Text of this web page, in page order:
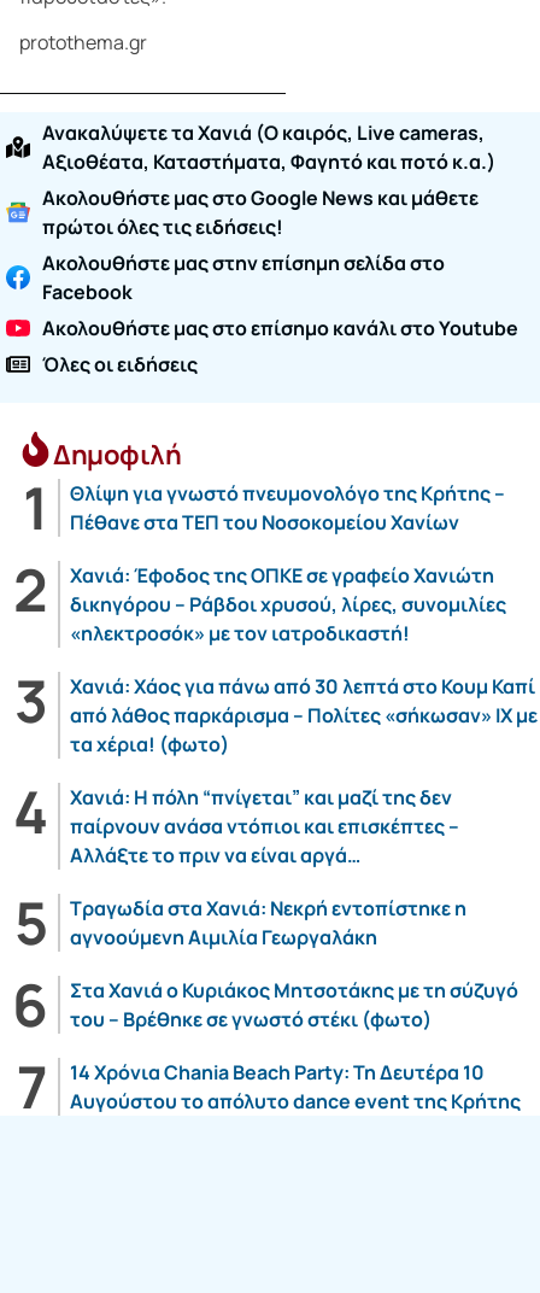
protothema.gr
Ανακαλύψετε τα Χανιά (O καιρός, Live cameras,
Αξιοθέατα, Καταστήματα, Φαγητό και ποτό κ.α.)
Ακολουθήστε μας στο Google News και μάθετε
πρώτοι όλες τις ειδήσεις!
Ακολουθήστε μας στην επίσημη σελίδα στο
Facebook
Ακολουθήστε μας στο επίσημο κανάλι στο Youtube
Όλες οι ειδήσεις
Δημοφιλή
Θλίψη για γνωστό πνευμονολόγο της Κρήτης –
Πέθανε στα ΤΕΠ του Νοσοκομείου Χανίων
Χανιά: Έφοδος της ΟΠΚΕ σε γραφείο Χανιώτη
δικηγόρου – Ράβδοι χρυσού, λίρες, συνομιλίες
«ηλεκτροσόκ» με τον ιατροδικαστή!
Χανιά: Χάος για πάνω από 30 λεπτά στο Κουμ Καπί
από λάθος παρκάρισμα – Πολίτες «σήκωσαν» ΙΧ με
τα χέρια! (φωτο)
Χανιά: Η πόλη “πνίγεται” και μαζί της δεν
παίρνουν ανάσα ντόπιοι και επισκέπτες –
Αλλάξτε το πριν να είναι αργά…
Τραγωδία στα Χανιά: Νεκρή εντοπίστηκε η
αγνοούμενη Αιμιλία Γεωργαλάκη
Στα Χανιά ο Κυριάκος Μητσοτάκης με τη σύζυγό
του – Βρέθηκε σε γνωστό στέκι (φωτο)
14 Χρόνια Chania Beach Party: Τη Δευτέρα 10
Αυγούστου το απόλυτο dance event της Κρήτης